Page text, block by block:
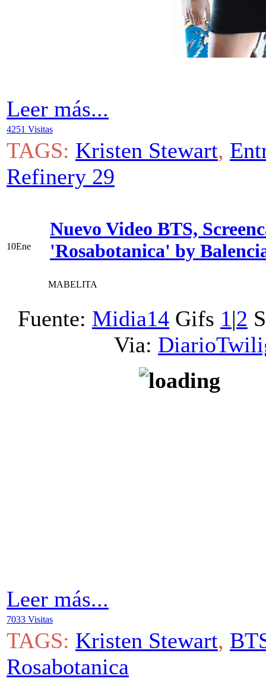
Leer más...
4251 Visitas
TAGS: Kristen Stewart,
Refinery 29
10Ene
Nuevo Video BTS,
'Rosabotanica' by
MABELITA
Fuente: Midia14 Gifs 1|2
Via:
Leer más...
7033 Visitas
TAGS: Kristen Stewart,
Rosabotanica